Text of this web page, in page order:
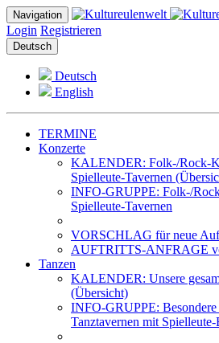
Navigation
Login Registrieren
Deutsch
Deutsch
English
TERMINE
Konzerte
KALENDER: Folk-/Rock-
Spielleute-Tavernen
INFO-GRUPPE: Folk-/
Spielleute-Tavernen
VORSCHLAG für neue
AUFTRITTS-ANFRAGE
Tanzen
KALENDER: Unsere
(Übersicht)
INFO-GRUPPE:
Tanztavernen mit Spielleute-